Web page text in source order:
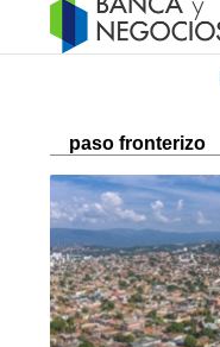
paso fronterizo